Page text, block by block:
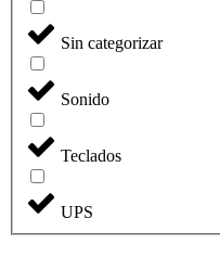
Sin categorizar
Sonido
Teclados
UPS